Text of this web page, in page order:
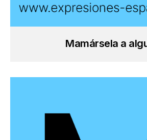
Mamársela a